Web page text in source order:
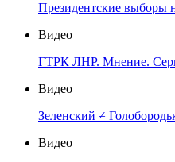
Президентские выборы
Видео
ГТРК ЛНР. Мнение.
Видео
Зеленский ≠
Видео